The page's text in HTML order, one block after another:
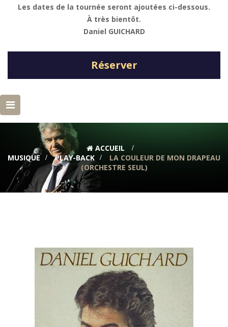
Les dates de la tournée seront ajoutées ci-dessous.
À très bientôt.
Daniel GUICHARD
Réserver
Basculer
la
navigation
ACCUEIL
>
MUSIQUE > PLAY-BACK >
LA COULEUR DE MON DRAPEAU
(ORCHESTRE SEUL)